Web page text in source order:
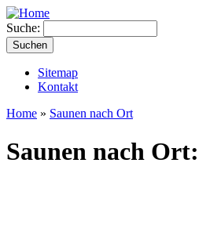
Suche:
Sitemap
Kontakt
Home » Saunen nach Ort
Saunen nach